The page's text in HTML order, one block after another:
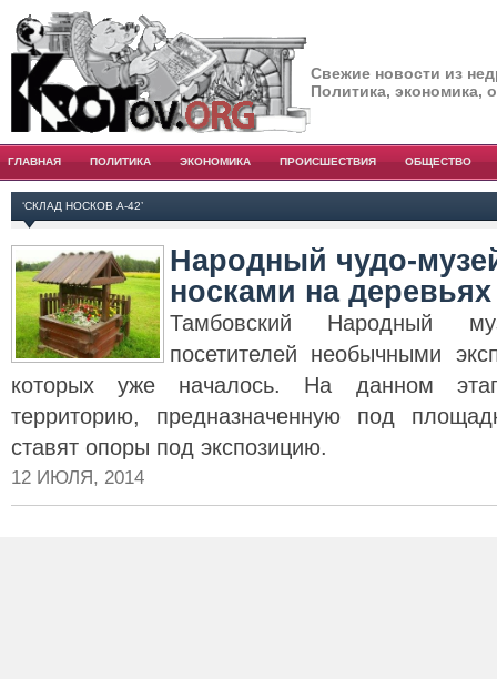
Свежие новости из
Политика, экономика,
ГЛАВНАЯ ПОЛИТИКА ЭКОНОМИКА ПРОИСШЕСТВИЯ ОБЩЕСТВО
‘СКЛАД НОСКОВ А-42’
Народный чудо-
носками на деревьях
Тамбовский Народный
посетителей необычными
которых уже началось. На данном
территорию, предназначенную под
ставят опоры под экспозицию.
12 ИЮЛЯ, 2014